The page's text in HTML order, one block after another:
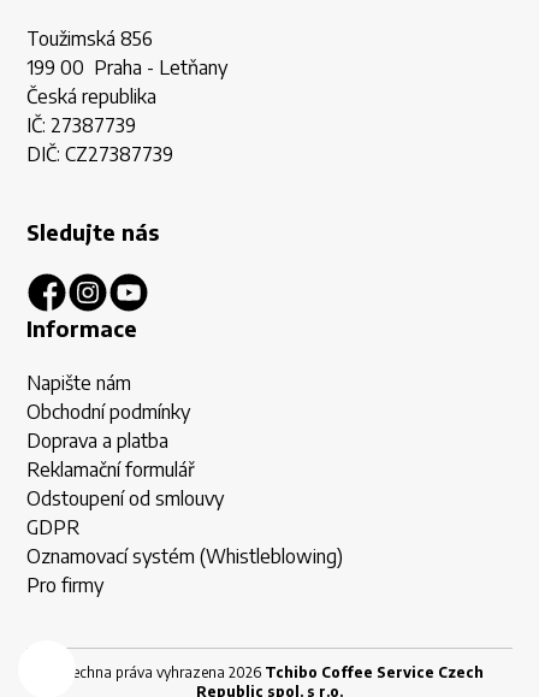
Toužimská 856
199 00 Praha - Letňany
Česká republika
IČ: 27387739
DIČ: CZ27387739
Sledujte nás
Informace
Napište nám
Obchodní podmínky
Doprava a platba
Reklamační formulář
Odstoupení od smlouvy
GDPR
Oznamovací systém (Whistleblowing)
Pro firmy
Všechna práva vyhrazena 2026 Tchibo Coffee Service Czech
Republic spol. s r.o.